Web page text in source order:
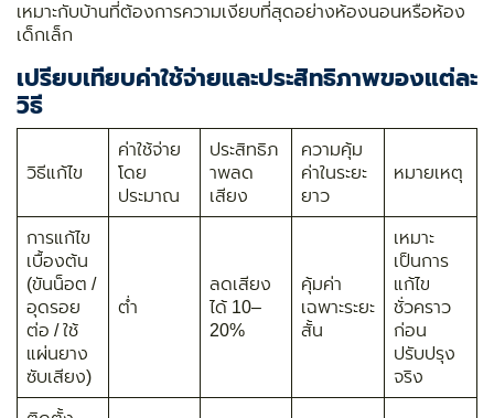
เหมาะกับบ้านที่ต้องการความเงียบที่สุดอย่างห้องนอนหรือห้อง
เด็กเล็ก
เปรียบเทียบค่าใช้จ่ายและประสิทธิภาพของแต่ละ
วิธี
วิธีแก้ไข
ค่าใช้จ่าย
โดย
ประมาณ
ประสิทธิภ
าพลด
เสียง
ความคุ้ม
ค่าในระยะ
ยาว
หมายเหตุ
การแก้ไข
เบื้องต้น
(ขันน็อต /
อุดรอย
ต่อ / ใช้
แผ่นยาง
ซับเสียง)
ต่ำ
ลดเสียง
ได้ 10–
20%
คุ้มค่า
เฉพาะระยะ
สั้น
เหมาะ
เป็นการ
แก้ไข
ชั่วคราว
ก่อน
ปรับปรุง
จริง